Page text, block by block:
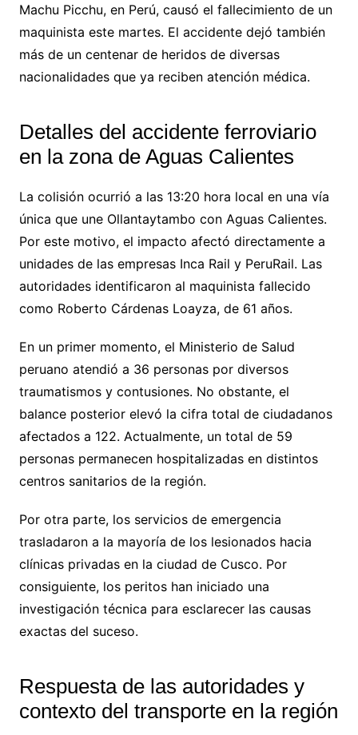
Machu Picchu, en Perú, causó el fallecimiento de un
maquinista este martes. El accidente dejó también
más de un centenar de heridos de diversas
nacionalidades que ya reciben atención médica.
Detalles del accidente ferroviario
en la zona de Aguas Calientes
La colisión ocurrió a las 13:20 hora local en una vía
única que une Ollantaytambo con Aguas Calientes.
Por este motivo, el impacto afectó directamente a
unidades de las empresas Inca Rail y PeruRail. Las
autoridades identificaron al maquinista fallecido
como Roberto Cárdenas Loayza, de 61 años.
En un primer momento, el Ministerio de Salud
peruano atendió a 36 personas por diversos
traumatismos y contusiones. No obstante, el
balance posterior elevó la cifra total de ciudadanos
afectados a 122. Actualmente, un total de 59
personas permanecen hospitalizadas en distintos
centros sanitarios de la región.
Por otra parte, los servicios de emergencia
trasladaron a la mayoría de los lesionados hacia
clínicas privadas en la ciudad de Cusco. Por
consiguiente, los peritos han iniciado una
investigación técnica para esclarecer las causas
exactas del suceso.
Respuesta de las autoridades y
contexto del transporte en la región